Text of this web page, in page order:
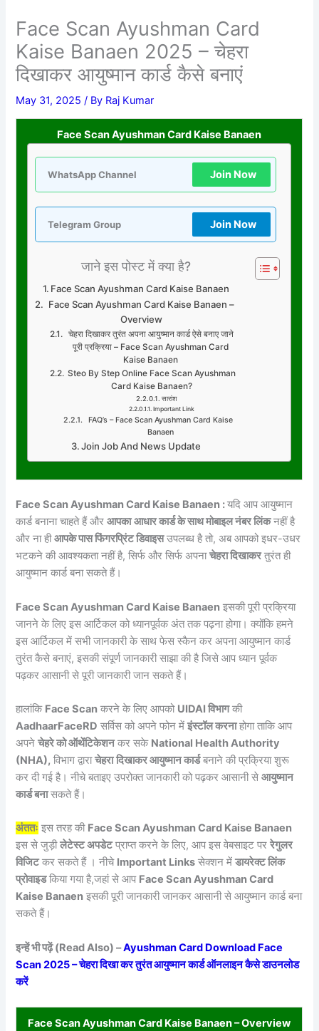
Face Scan Ayushman Card
Kaise Banaen 2025 – चेहरा
दिखाकर आयुष्मान कार्ड कैसे बनाएं
May 31, 2025/ By Raj Kumar
Face Scan Ayushman Card Kaise Banaen
WhatsApp Channel Join Now
Telegram Group Join Now
जाने इस पोस्ट में क्या है?
Face Scan Ayushman Card Kaise Banaen
Face Scan Ayushman Card Kaise Banaen –
Overview
चेहरा दिखाकर तुरंत अपना आयुष्मान कार्ड ऐसे बनाए जाने
पूरी प्रक्रिया – Face Scan Ayushman Card
Kaise Banaen
Steo By Step Online Face Scan Ayushman
Card Kaise Banaen?
सारांश
Important Link
FAQ’s – Face Scan Ayushman Card Kaise
Banaen
Join Job And News Update
Face Scan Ayushman Card Kaise Banaen :यदि आप आयुष्मान
कार्ड बनाना चाहते हैं औरआपका आधार कार्ड के साथ मोबाइल नंबर लिंकनहीं है
और ना हीआपके पास फिंगरप्रिंट डिवाइसउपलब्ध है तो, अब आपको इधर-उधर
भटकने की आवश्यकता नहीं है, सिर्फ और सिर्फ अपनाचेहरा दिखाकरतुरंत ही
आयुष्मान कार्ड बना सकते हैं।
Face Scan Ayushman Card Kaise Banaen इसकी पूरी प्रक्रिया
जानने के लिए इस आर्टिकल को ध्यानपूर्वक अंत तक पढ़ना होगा। क्योंकि हमने
इस आर्टिकल में सभी जानकारी के साथ फेस स्कैन कर अपना आयुष्मान कार्ड
तुरंत कैसे बनाएं, इसकी संपूर्ण जानकारी साझा की है जिसे आप ध्यान पूर्वक
पढ़कर आसानी से पूरी जानकारी जान सकते हैं।
हालांकि Face Scan करने के लिए आपको UIDAI विभागकी
AadhaarFaceRD सर्विस को अपने फोन मेंइंस्टॉल करनाहोगा ताकि आप
अपनेचेहरे को ऑथेंटिकेशनकर सके National Health Authority
(NHA), विभाग द्वाराचेहरा दिखाकर आयुष्मान कार्डबनाने की प्रक्रिया शुरू
कर दी गई है। नीचे बताइए उपरोक्त जानकारी को पढ़कर आसानी सेआयुष्मान
कार्ड बनासकते हैं।
अंततः इस तरह की Face Scan Ayushman Card Kaise Banaen
इस से जुड़ीलेटेस्ट अपडेटप्राप्त करने के लिए, आप इस वेबसाइट पररेगुलर
विजिटकर सकते हैं । नीचे Important Links सेक्शन मेंडायरेक्ट लिंक
प्रोवाइडकिया गया है,जहां से आप Face Scan Ayushman Card
Kaise Banaen इसकी पूरी जानकारी जानकर आसानी से आयुष्मान कार्ड बना
सकते हैं।
इन्हें भी पढ़ें (Read Also) –Ayushman Card Download Face
Scan 2025 – चेहरा दिखा कर तुरंत आयुष्मान कार्ड ऑनलाइन कैसे डाउनलोड
करें
Face Scan Ayushman Card Kaise Banaen – Overview